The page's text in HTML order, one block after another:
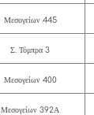
Μεσογείων 445
Σ. Τόμπρα 3
Μεσογείων 400
Μεσογείων 392Α